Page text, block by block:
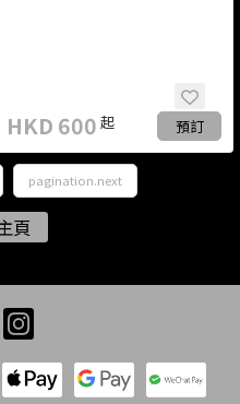
HKD 600 起 預訂
pagination.next
頁